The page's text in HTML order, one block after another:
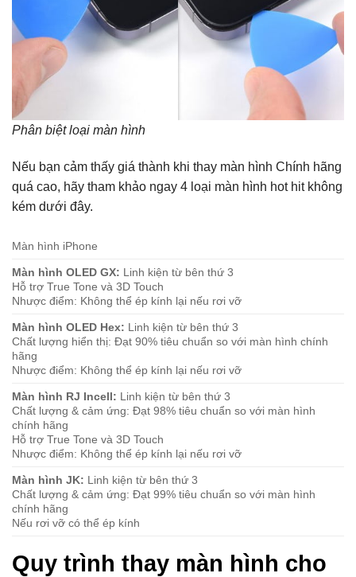
Phân biệt loại màn hình
Nếu bạn cảm thấy giá thành khi thay màn hình Chính hãng
quá cao, hãy tham khảo ngay 4 loại màn hình hot hit không
kém dưới đây.
Màn hình iPhone
Màn hình OLED GX: Linh kiện từ bên thứ 3
Hỗ trợ True Tone và 3D Touch
Nhược điểm: Không thể ép kính lại nếu rơi vỡ
Màn hình OLED Hex: Linh kiện từ bên thứ 3
Chất lượng hiển thị: Đạt 90% tiêu chuẩn so với màn hình chính
hãng
Nhược điểm: Không thể ép kính lại nếu rơi vỡ
Màn hình RJ Incell: Linh kiện từ bên thứ 3
Chất lượng & cảm ứng: Đạt 98% tiêu chuẩn so với màn hình
chính hãng
Hỗ trợ True Tone và 3D Touch
Nhược điểm: Không thể ép kính lại nếu rơi vỡ
Màn hình JK: Linh kiện từ bên thứ 3
Chất lượng & cảm ứng: Đạt 99% tiêu chuẩn so với màn hình
chính hãng
Nếu rơi vỡ có thể ép kính
Quy trình thay màn hình cho